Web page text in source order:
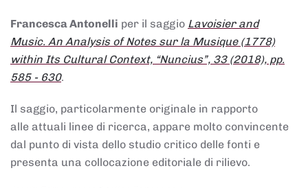
Francesca Antonelli per il saggio Lavoisier and
Music. An Analysis of Notes sur la Musique (1778)
within Its Cultural Context, “Nuncius”, 33 (2018), pp.
585 - 630.
Il saggio, particolarmente originale in rapporto
alle attuali linee di ricerca, appare molto convincente
dal punto di vista dello studio critico delle fonti e
presenta una collocazione editoriale di rilievo.